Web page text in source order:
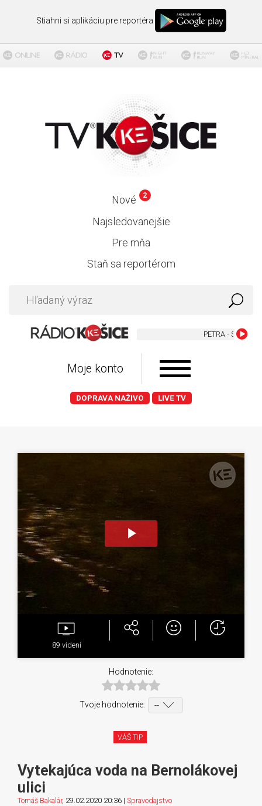
Stiahni si aplikáciu pre reportéra
Nové 2
Najsledovanejšie
Pre mňa
Staň sa reportérom
Moje konto
DOPRAVA NAŽIVO LIVE TV
Play
89 videní
Hodnotenie:
Tvoje hodnotenie:
VÁŠ TIP
Vytekajúca voda na Bernolákovej
ulici
Tomáš Bakalár, 29.02.2020 20:36 | Spravodajstvo